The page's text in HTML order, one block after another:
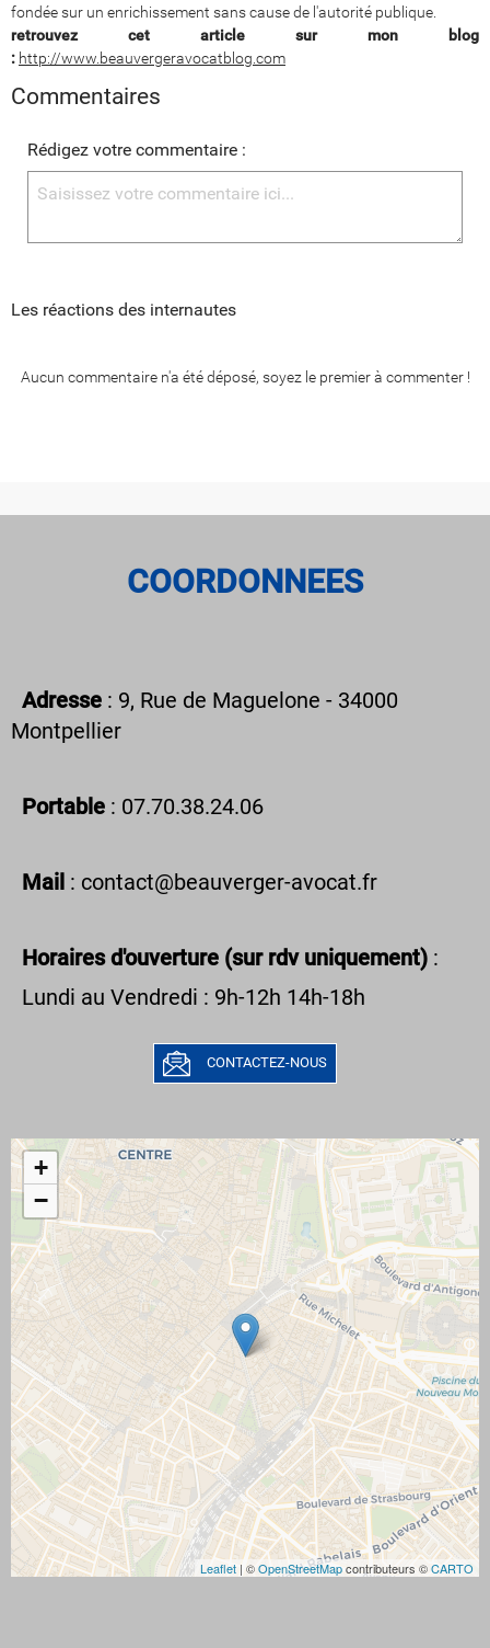
fondée sur un enrichissement sans cause de l'autorité publique.
retrouvez cet article sur mon blog
: http://www.beauvergeravocatblog.com
Commentaires
Rédigez votre commentaire :
Les réactions des internautes
Aucun commentaire n'a été déposé, soyez le premier à commenter !
COORDONNEES
Adresse : 9, Rue de Maguelone - 34000
Montpellier
Portable : 07.70.38.24.06
Mail : contact@beauverger-avocat.fr
Horaires d'ouverture (sur rdv uniquement) :
Lundi au Vendredi : 9h-12h 14h-18h
CONTACTEZ-NOUS
+
−
Leaflet | ©OpenStreetMapcontributeurs ©CARTO